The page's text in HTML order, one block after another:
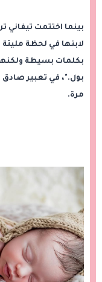
بينما اختتمت تيفاني
لابنها في لحظة
بكلمات بسيطة
بول."، في تعبير
مرة.